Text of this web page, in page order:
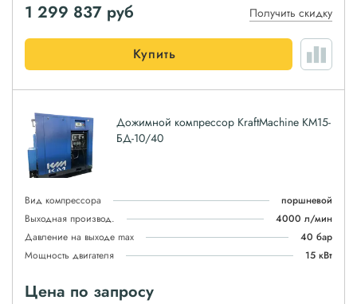
1 299 837 руб Получить скидку
Купить
Дожимной компрессор KraftMachine КМ15-
БД-10/40
Вид компрессора
поршневой
Выходная производ.
4000 л/мин
Давление на выходе max
40 бар
Мощность двигателя
15 кВт
Цена по запросу